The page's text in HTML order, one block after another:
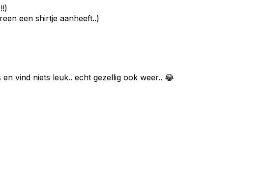
een shirtje aanheeft..)
vind niets leuk.. echt gezellig ook weer.. 😂